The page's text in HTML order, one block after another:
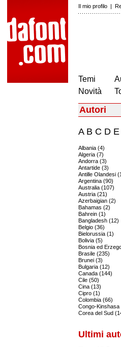
Il mio profilo |
Temi
Novità
Autori
AB C D E
Albania (4)
Algeria (7)
Andorra (3)
Antartide (3)
Antille Olandesi
Argentina (90)
Australia (107)
Austria (21)
Azerbaigian (2)
Bahamas (2)
Bahrein (1)
Bangladesh (12)
Belgio (36)
Bielorussia (1)
Bolivia (5)
Bosnia ed
Brasile (235)
Brunei (3)
Bulgaria (12)
Canada (144)
Cile (50)
Cina (13)
Cipro (1)
Colombia (66)
Congo-Kinshasa
Corea del Sud
Ultimi